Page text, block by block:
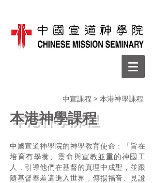
中宣課程 > 本港神學課程
本港神學課程
中國宣道神學院的神學教育使命：「旨在
培育有學養、靈命與宣教並重的神國工
人，引導他們在基督的真理中成聖，並跟
隨基督奉差遣進入世界，傳揚福音、見證